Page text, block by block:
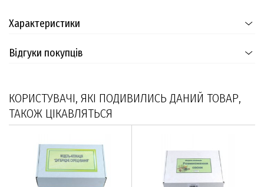
Характеристики
Відгуки покупців
КОРИСТУВАЧІ, ЯКІ ПОДИВИЛИСЬ ДАНИЙ ТОВАР,
ТАКОЖ ЦІКАВЛЯТЬСЯ